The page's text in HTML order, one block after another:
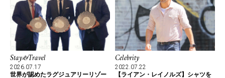
Stay&Travel
2026.07.17
世界が認めたラグジュアリーリゾー
Celebrity
2022.07.22
【ライアン・レイノルズ】シャツを